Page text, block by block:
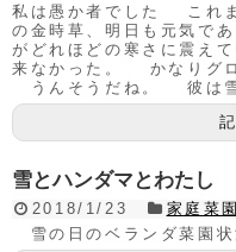
私は愚か者でした これま
の金時草、明日も元気で
がどれほどの寒さに震え
来なかった。 かなりグ
うんそうだね。 彼は
雪とハンダマとわたし
2018/1/23
家庭菜園
雪の日のベランダ菜園状